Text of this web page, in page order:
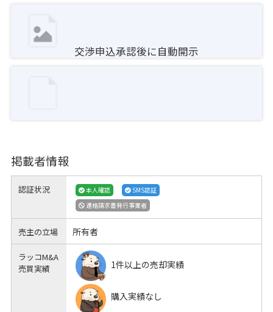
交渉申込承認後に自動開示
掲載者情報
認証状況 本人確認
SMS認証
適格請求書発行事業者
売主の立場 所有者
ラッコM&A
売買実績
1件以上の売却実績
購入実績なし